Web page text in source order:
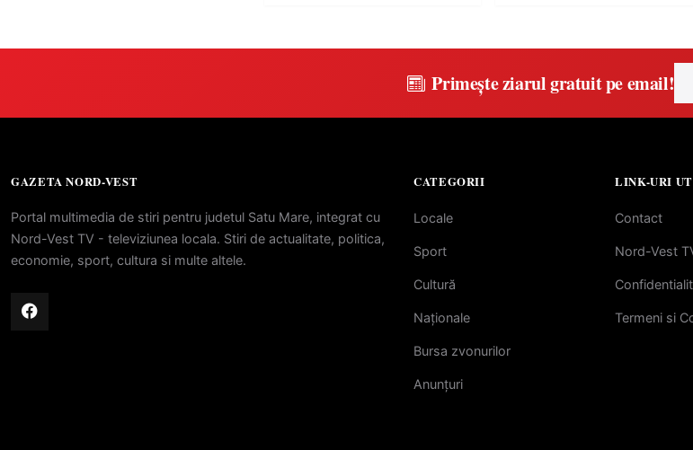
Primește ziarul gratuit pe email!
GAZETA NORD-VEST
Portal multimedia de stiri pentru judetul Satu Mare, integrat cu
Nord-Vest TV - televiziunea locala. Stiri de actualitate, politica,
economie, sport, cultura si multe altele.
CATEGORII
Locale
Sport
Cultură
Naționale
Bursa zvonurilor
Anunțuri
LINK-URI
Contact
Nord-Vest
Termeni si